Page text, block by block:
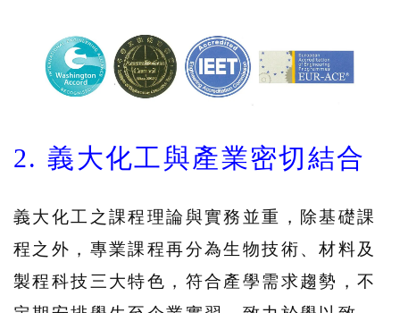
2. 義大化工與產業密切結合
義大化工之課程理論與實務並重，除基礎課
程之外，專業課程再分為生物技術、材料及
製程科技三大特色，符合產學需求趨勢，不